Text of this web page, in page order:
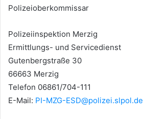
Polizeioberkommissar
Polizeiinspektion Merzig
Ermittlungs- und Servicedienst
Gutenbergstraße 30
66663 Merzig
Telefon 06861/704-111
E-Mail: PI-MZG-ESD@polizei.slpol.de